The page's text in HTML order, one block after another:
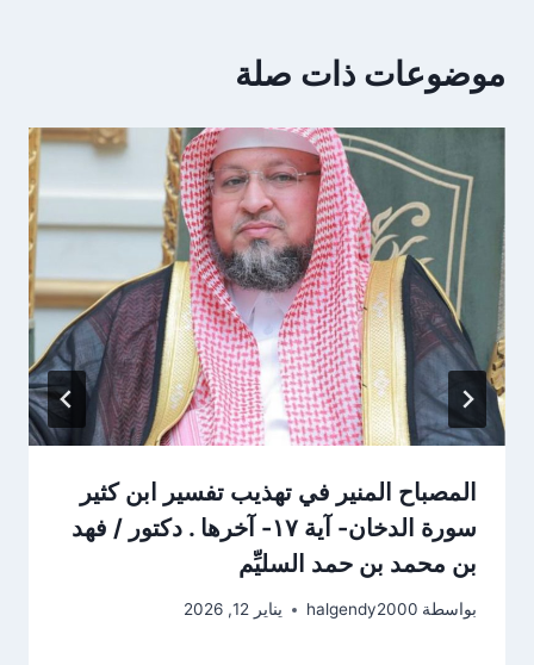
موضوعات ذات صلة
‏المصباح المنير في تهذيب تفسير ابن كثير
سورة الدخان- آية ١٧- آخرها . دكتور / فهد
بن محمد بن حمد السليِّم
بواسطة halgendy2000 يناير 12, 2026